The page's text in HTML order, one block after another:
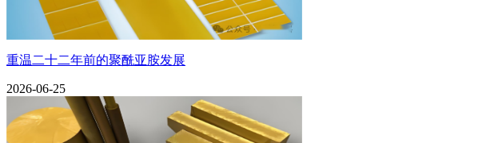
重温二十二年前的聚酰亚胺发展
2026-06-25